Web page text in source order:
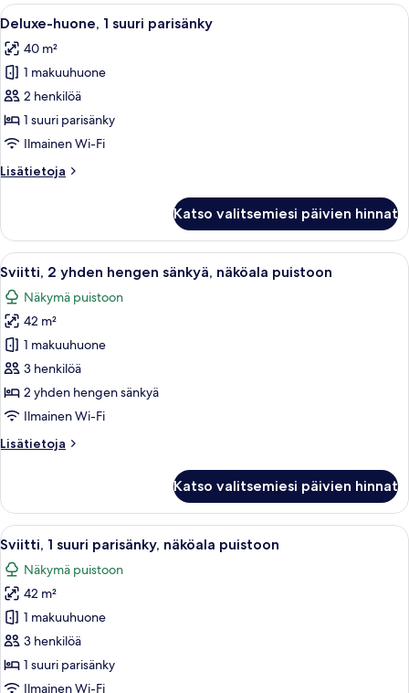
hengen
Avaa
kaikki
huonetyypin
Deluxe-
huone,
1
suuri
kuvat
Hotellihuoneessa on sänky, sohva,
4
Deluxe-huone, 1 suuri parisänky
40 m²
1 makuuhuone
2 henkilöä
1 suuri parisänky
Ilmainen Wi-Fi
Lisätietoja
Lisätietoja
1
suuri
parisänky
Katso valitsemiesi päivien hinnat
Avaa
kaikki
huonetyypin
Sviitti,
2
yhden
hengen
sänkyä,
puistoon
Moderni hotellihuone, jossa on
4
Sviitti, 2 yhden hengen sänkyä, näköala puistoon
Näkymä puistoon
42 m²
1 makuuhuone
3 henkilöä
2 yhden hengen sänkyä
Ilmainen Wi-Fi
Lisätietoja
Lisätietoja
yhden
hengen
sänkyä,
puistoon
Katso valitsemiesi päivien hinnat
Avaa
kaikki
huonetyypin
Sviitti,
suuri
parisänky,
näköala
Moderni hotellihuone, jossa on
5
Sviitti, 1 suuri parisänky, näköala puistoon
Näkymä puistoon
42 m²
1 makuuhuone
3 henkilöä
1 suuri parisänky
Ilmainen Wi-Fi